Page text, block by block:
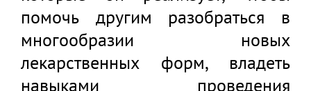
помочь другим разобраться в
многообразии новых
лекарственных форм, владеть
навыками проведения